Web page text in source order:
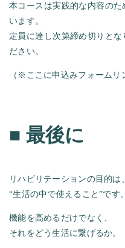
本コースは実践的な内容の
います。
定員に達し次第締め切りと
ださい。
（※ここに申込みフォームリ
■ 最後に
リハビリテーションの目的は、
“生活の中で使えること”です。
機能を高めるだけでなく、
それをどう生活に繋げるか。